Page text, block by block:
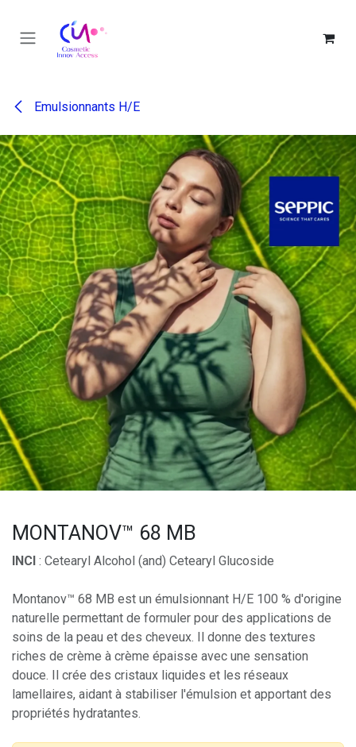
Emulsionnants H/E
MONTANOV™ 68 MB
INCI : Cetearyl Alcohol (and) Cetearyl Glucoside
Montanov™ 68 MB est un émulsionnant H/E 100 % d'origine
naturelle permettant de formuler pour des applications de
soins de la peau et des cheveux. Il donne des textures
riches de crème à crème épaisse avec une sensation
douce. Il crée des cristaux liquides et les réseaux
lamellaires, aidant à stabiliser l'émulsion et apportant des
propriétés hydratantes.